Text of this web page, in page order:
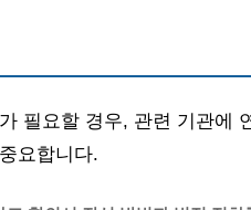
필요할 경우, 관련 기관에
요합니다.